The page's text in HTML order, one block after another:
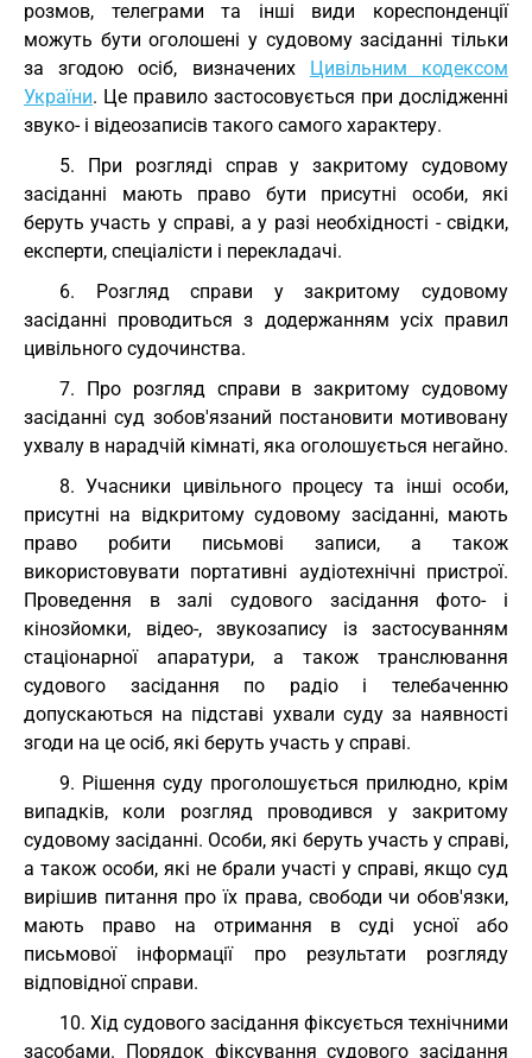
розмов, телеграми та інші види кореспонденції
можуть бути оголошені у судовому засіданні тільки
за згодою осіб, визначених Цивільним кодексом
України. Це правило застосовується при дослідженні
звуко- і відеозаписів такого самого характеру.
5. При розгляді справ у закритому судовому
засіданні мають право бути присутні особи, які
беруть участь у справі, а у разі необхідності - свідки,
експерти, спеціалісти і перекладачі.
6. Розгляд справи у закритому судовому
засіданні проводиться з додержанням усіх правил
цивільного судочинства.
7. Про розгляд справи в закритому судовому
засіданні суд зобов'язаний постановити мотивовану
ухвалу в нарадчій кімнаті, яка оголошується негайно.
8. Учасники цивільного процесу та інші особи,
присутні на відкритому судовому засіданні, мають
право робити письмові записи, а також
використовувати портативні аудіотехнічні пристрої.
Проведення в залі судового засідання фото- і
кінозйомки, відео-, звукозапису із застосуванням
стаціонарної апаратури, а також транслювання
судового засідання по радіо і телебаченню
допускаються на підставі ухвали суду за наявності
згоди на це осіб, які беруть участь у справі.
9. Рішення суду проголошується прилюдно, крім
випадків, коли розгляд проводився у закритому
судовому засіданні. Особи, які беруть участь у справі,
а також особи, які не брали участі у справі, якщо суд
вирішив питання про їх права, свободи чи обов'язки,
мають право на отримання в суді усної або
письмової інформації про результати розгляду
відповідної справи.
10. Хід судового засідання фіксується технічними
засобами. Порядок фіксування судового засідання